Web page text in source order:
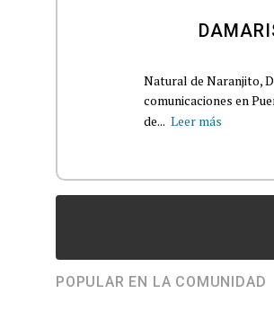
Natural de Naranjito,
comunicaciones en
de... Leer más
POPULAR EN LA COMUNIDAD